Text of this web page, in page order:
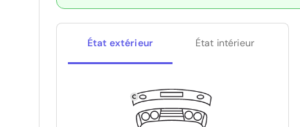
État extérieur État intérieur